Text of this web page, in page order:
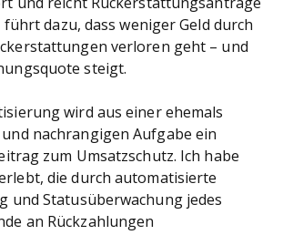
und reicht Rückerstattungsanträge
führt dazu, dass weniger Geld durch
verloren geht – und
steigt.
wird aus einer ehemals
nachrangigen Aufgabe ein
zum Umsatzschutz. Ich habe
die durch automatisierte
und Statusüberwachung jedes
an Rückzahlungen